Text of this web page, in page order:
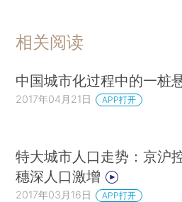
相关阅读
中国城市化过程中的一桩
2017年04月21日 APP打开
特大城市人口走势：京沪
穗深人口激增
2017年03月16日 APP打开